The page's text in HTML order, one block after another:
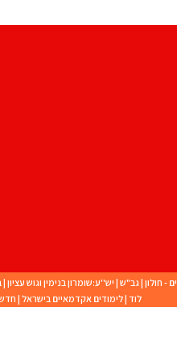
- חולון |גב"ש | יש''ע:שומרון בנימין וגוש עציון |
לוד |לימודים אקדמאיים בישראל |